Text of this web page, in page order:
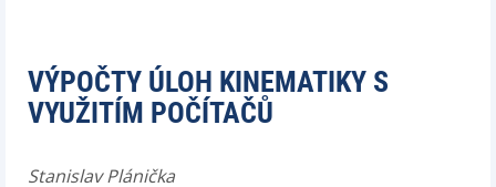
VÝPOČTY ÚLOH KINEMATIKY S
VYUŽITÍM POČÍTAČŮ
Stanislav Plánička